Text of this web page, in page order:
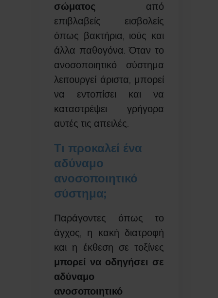
σώματος από
επιβλαβείς εισβολείς
όπως βακτήρια, ιούς και
άλλα παθογόνα. Όταν το
ανοσοποιητικό σύστημα
λειτουργεί άριστα, μπορεί
να εντοπίσει και να
καταστρέψει γρήγορα
αυτές τις απειλές.
Τι προκαλεί ένα
αδύναμο
ανοσοποιητικό
σύστημα;
Παράγοντες όπως το
άγχος, η κακή διατροφή
και η έκθεση σε τοξίνες
μπορεί να οδηγήσει σε
αδύναμο
ανοσοποιητικό